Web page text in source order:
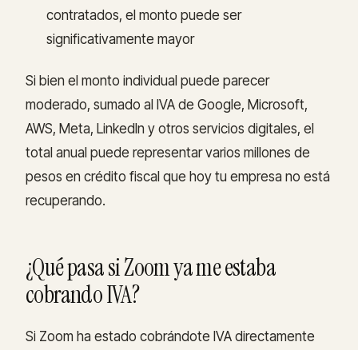
contratados, el monto puede ser
significativamente mayor
Si bien el monto individual puede parecer
moderado, sumado al IVA de Google, Microsoft,
AWS, Meta, LinkedIn y otros servicios digitales, el
total anual puede representar varios millones de
pesos en crédito fiscal que hoy tu empresa no está
recuperando.
¿Qué pasa si Zoom ya me estaba
cobrando IVA?
Si Zoom ha estado cobrándote IVA directamente